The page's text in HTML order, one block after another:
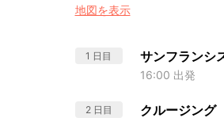
地図を表示
1 日目 サンフランシ
16:00 出発
2 日目 クルージング